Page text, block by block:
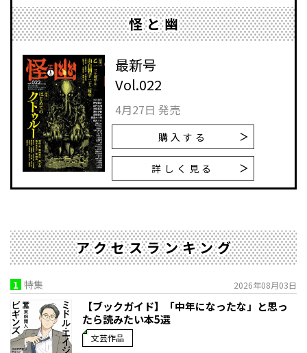
怪と幽
最新号
Vol.022
4月27日 発売
購入する
詳しく見る
アクセスランキング
1 特集 2026年08月03日
【ブックガイド】「中年になったな」と思っ
たら読みたい本5選
文芸作品